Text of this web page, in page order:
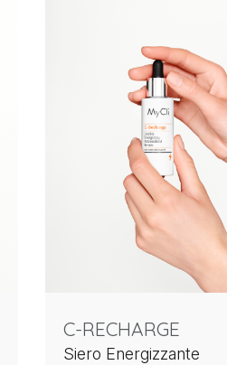
C-RECHARGE
Siero Energizzante